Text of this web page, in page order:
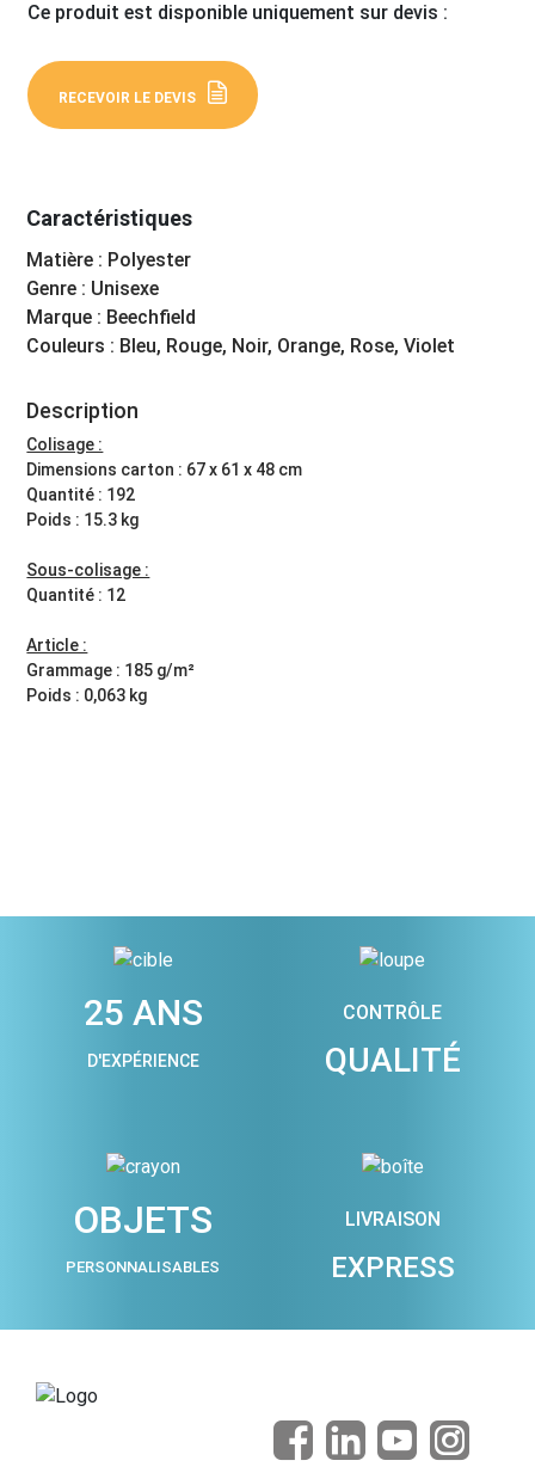
Ce produit est disponible uniquement sur devis :
RECEVOIR LE DEVIS
Caractéristiques
Matière : Polyester
Genre : Unisexe
Marque : Beechfield
Couleurs : Bleu, Rouge, Noir, Orange, Rose, Violet
Description
Colisage :
Dimensions carton : 67 x 61 x 48 cm
Quantité : 192
Poids : 15.3 kg
Sous-colisage :
Quantité : 12
Article :
Grammage : 185 g/m²
Poids : 0,063 kg
25 ANS
D'EXPÉRIENCE
CONTRÔLE
QUALITÉ
OBJETS
PERSONNALISABLES
LIVRAISON
EXPRESS